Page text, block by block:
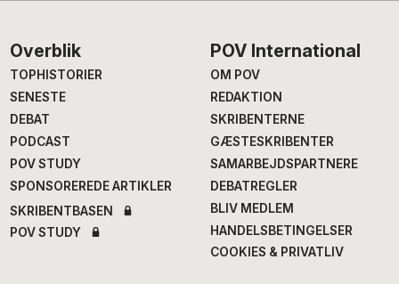
Footer
Overblik
TOPHISTORIER
SENESTE
DEBAT
PODCAST
POV STUDY
SPONSOREREDE ARTIKLER
SKRIBENTBASEN
POV STUDY
POV International
OM POV
REDAKTION
SKRIBENTERNE
GÆSTESKRIBENTER
SAMARBEJDSPARTNERE
DEBATREGLER
BLIV MEDLEM
HANDELSBETINGELSER
COOKIES & PRIVATLIV